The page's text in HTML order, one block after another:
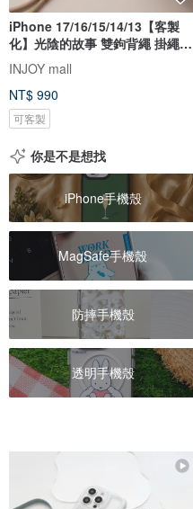
iPhone 17/16/15/14/13【客製
化】光陰的故事 雙鉤背繩 掛繩手
機
INJOY mall
NT$ 990
可客製
你是不是想找
iPhone手機殼
MagSafe手機殼
防摔手機殼
透明手機殼